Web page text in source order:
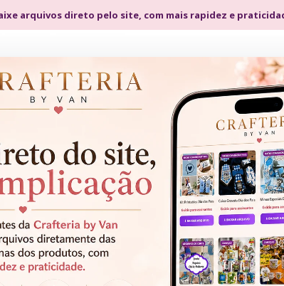
arquivos direto pelo site, com mais rapidez e
Home